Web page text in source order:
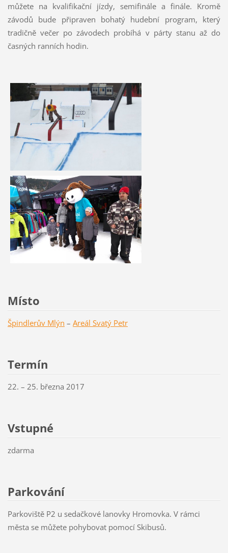
můžete na kvalifikační jízdy, semifinále a finále. Kromě
závodů bude připraven bohatý hudební program, který
tradičně večer po závodech probíhá v párty stanu až do
časných ranních hodin.
Místo
Špindlerův Mlýn – Areál Svatý Petr
Termín
22. – 25. března 2017
Vstupné
zdarma
Parkování
Parkoviště P2 u sedačkové lanovky Hromovka. V rámci
města se můžete pohybovat pomocí Skibusů.